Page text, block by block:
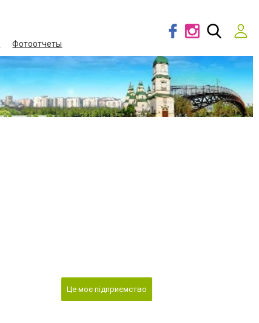
Фотоотчеты
Це моє підприємство